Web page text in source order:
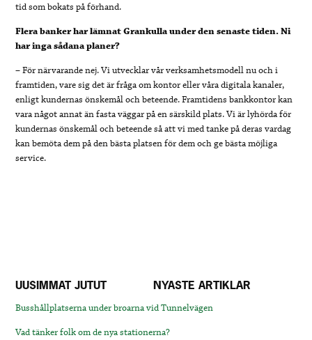
tid som bokats på förhand.
Flera banker har lämnat Grankulla under den senaste tiden. Ni
har inga sådana planer?
–För närvarande nej. Vi utvecklar vår verksamhetsmodell nu och i
framtiden, vare sig det är fråga om kontor eller våra digitala kanaler,
enligt kundernas önskemål och beteende. Framtidens bankkontor kan
vara något annat än fasta väggar på en särskild plats. Vi är lyhörda för
kundernas önskemål och beteende så att vi med tanke på deras vardag
kan bemöta dem på den bästa platsen för dem och ge bästa möjliga
service.
UUSIMMAT JUTUT NYASTE ARTIKLAR
Busshållplatserna under broarna vid Tunnelvägen
Vad tänker folk om de nya stationerna?